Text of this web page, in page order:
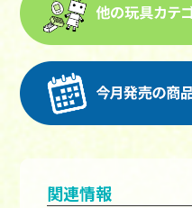
関連情報